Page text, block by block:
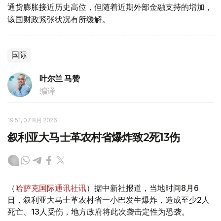
通货膨胀接近历史高位，但随着近期外部金融支持的增加，
该国财政紧张状况有所缓解。
国际
叶尔兰 马赞
编译
19:51, 07 8月 2026
叙利亚大马士革农村省爆炸致2死13伤
（哈萨克国际通讯社讯）据中新社报道，当地时间8月6
日，叙利亚大马士革农村省一小巴发生爆炸，造成至少2人
死亡、13人受伤，地方政府将此次袭击定性为恐袭。